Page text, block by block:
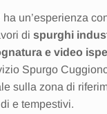
ha un’esperienza
di spurghi
e video
Spurgo
sulla zona di
e tempestivi.